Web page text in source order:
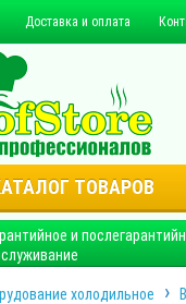
Доставка и оплата
ТОВАРОВ
и
холодильное